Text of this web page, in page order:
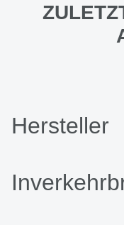
Hersteller